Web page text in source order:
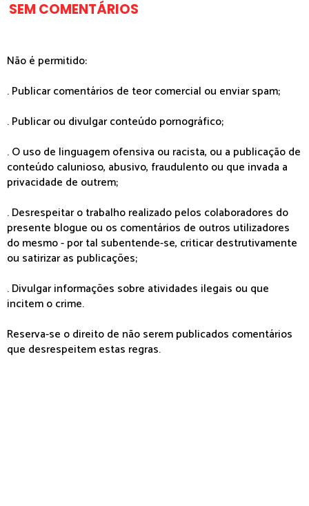
SEM COMENTÁRIOS
Não é permitido:
. Publicar comentários de teor comercial ou enviar spam;
. Publicar ou divulgar conteúdo pornográfico;
. O uso de linguagem ofensiva ou racista, ou a publicação de
conteúdo calunioso, abusivo, fraudulento ou que invada a
privacidade de outrem;
. Desrespeitar o trabalho realizado pelos colaboradores do
presente blogue ou os comentários de outros utilizadores
do mesmo - por tal subentende-se, criticar destrutivamente
ou satirizar as publicações;
. Divulgar informações sobre atividades ilegais ou que
incitem o crime.
Reserva-se o direito de não serem publicados comentários
que desrespeitem estas regras.